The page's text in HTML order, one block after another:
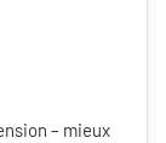
– mieux